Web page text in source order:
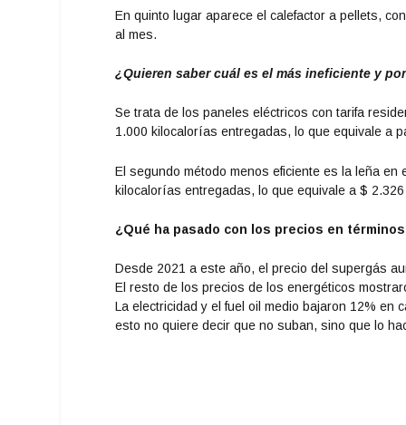
En quinto lugar aparece el calefactor a pellets,
al mes.
¿Quieren saber cuál es el más ineficiente y
Se trata de los paneles eléctricos con tarifa
1.000 kilocalorías entregadas, lo que equivale a
El segundo método menos eficiente es la leña
kilocalorías entregadas, lo que equivale a $
¿Qué ha pasado con los precios en
Desde 2021 a este año, el precio del supergás
El resto de los precios de los energéticos
La electricidad y el fuel oil medio bajaron 12%
esto no quiere decir que no suban, sino que lo